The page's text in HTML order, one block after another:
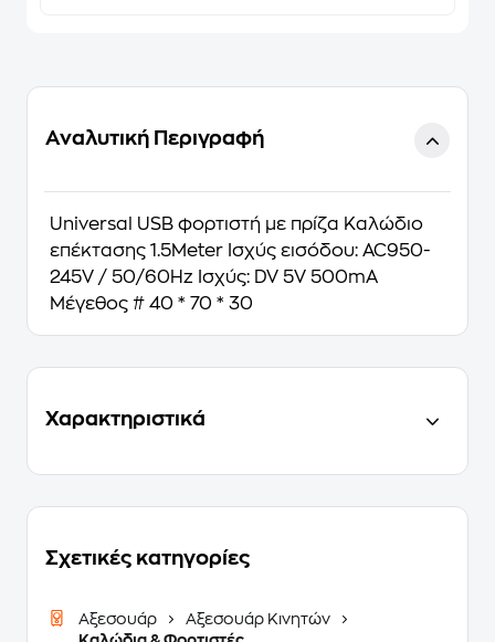
Αναλυτική Περιγραφή
Universal USB φορτιστή με πρίζα Καλώδιο
επέκτασης 1.5Meter Ισχύς εισόδου: AC950-
245V / 50/60Hz Ισχύς: DV 5V 500mA
Μέγεθος # 40 * 70 * 30
Χαρακτηριστικά
Σχετικές κατηγορίες
Αξεσουάρ
Αξεσουάρ Κινητών